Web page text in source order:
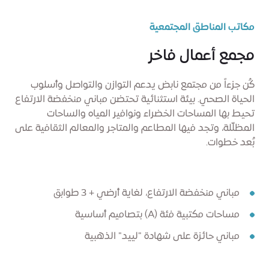
مكاتب المناطق المجتمعية
مجمع أعمال فاخر
كُن جزءاً من مجتمع نابض يدعم التوازن والتواصل وأسلوب
الحياة الصحي. بيئة استثنائية تحتضن مباني منخفضة الارتفاع
تحيط بها المساحات الخضراء ونوافير المياه والساحات
المظلّلة، وتجد فيها المطاعم والمتاجر والمعالم الثقافية على
بُعد خطوات.
مباني منخفضة الارتفاع، لغاية أرضي + 3 طوابق
مساحات مكتبية فئة (A) بتصاميم أساسية
مباني حائزة على شهادة "لييد" الذهبية